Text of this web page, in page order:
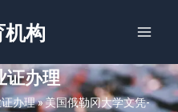
机构
证办理
办理»美国俄勒冈大学文凭-